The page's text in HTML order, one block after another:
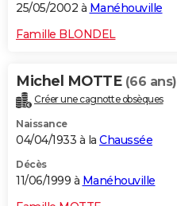
25/05/2002 à Manéhouville
Famille BLONDEL
Michel MOTTE (66 ans)
Créer une cagnotte obsèques
Naissance
04/04/1933 à la Chaussée
Décès
11/06/1999 à Manéhouville